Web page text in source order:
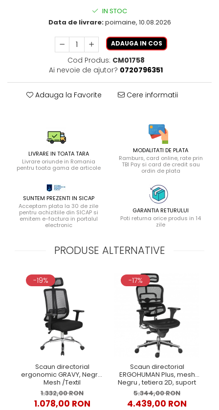
IN STOC
Data de livrare:poimaine, 10.08.2026
ADAUGA IN COS
Cod Produs: CM01758
Ai nevoie de ajutor? 0720796351
Adauga la Favorite Cere informatii
LIVRARE IN TOATA TARA
Livrare oriunde in Romania
pentru toata gama de articole
MODALITATI DE PLATA
Ramburs, card online, rate prin
TBI Pay si card de credit sau
ordin de plata
SUNTEM PREZENTI IN SICAP
Acceptam plata la 30 de zile
pentru achizitiile din SICAP si
emitem e-factura in portalul
electronic
GARANTIA RETURULUI
Poti returna orice produs in 14
zile
PRODUSE ALTERNATIVE
-19%
Scaun directorial
ergonomic GRAVY, Negru,
Mesh /Textil
1.332,00 RON
1.078,00 RON
-17%
Scaun directorial
ERGOHUMAN Plus, mesh
Negru , tetiera 2D, suport
lombar, brate reglabile 3D
5.344,00 RON
4.439,00 RON